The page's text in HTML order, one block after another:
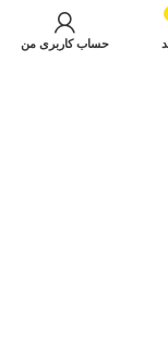
بن بست محمدی.
حساب کاربری من